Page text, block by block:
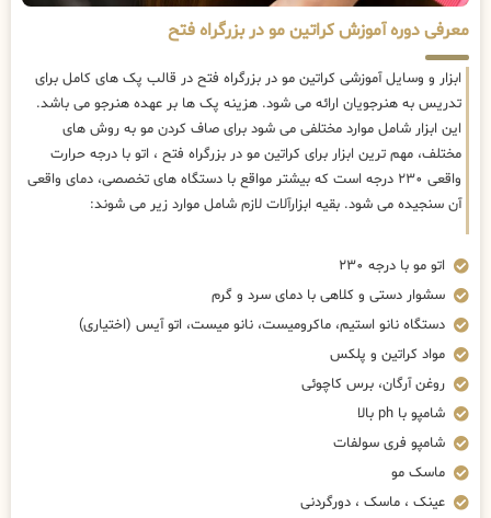
معرفی دوره آموزش کراتین مو در بزرگراه فتح
ابزار و وسایل آموزشی کراتین مو در بزرگراه فتح در قالب پک های کامل برای
تدریس به هنرجویان ارائه می شود. هزینه پک ها بر عهده هنرجو می باشد.
این ابزار شامل موارد مختلفی می شود برای صاف کردن مو به روش های
مختلف، مهم ترین ابزار برای کراتین مو در بزرگراه فتح ، اتو با درجه حرارت
واقعی ۲۳۰ درجه است که بیشتر مواقع با دستگاه های تخصصی، دمای واقعی
آن سنجیده می شود. بقیه ابزارآلات لازم شامل موارد زیر می شوند:
اتو مو با درجه ۲۳۰
سشوار دستی و کلاهی با دمای سرد و گرم
دستگاه نانو استیم، ماکرومیست، نانو میست، اتو آیس (اختیاری)
مواد کراتین و پلکس
روغن آرگان، برس کاچوئی
شامپو با ph بالا
شامپو فری سولفات
ماسک مو
عینک ، ماسک ، دورگردنی